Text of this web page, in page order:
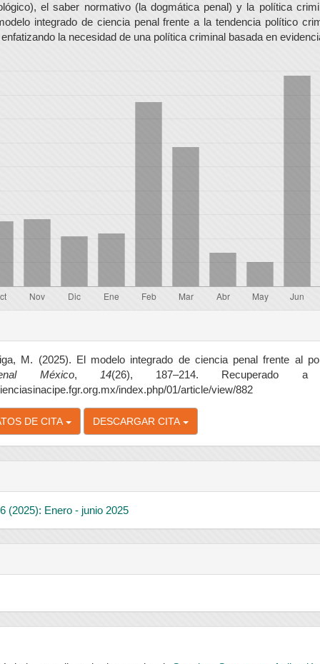
el saber normativo (la dogmática penal) y la política
integrado de ciencia penal frente a la tendencia político
la necesidad de una política criminal basada en
M. (2025). El modelo integrado de ciencia penal frente al
México, 14(26), 187–214. Recuperado
index.php/01/article/view/882
DE CITA DESCARGAR CITA
(2025): Enero - junio 2025